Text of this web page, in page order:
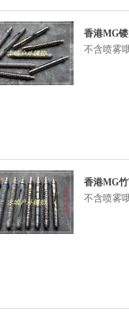
香港MG
不含喷雾
香港MG
不含喷雾